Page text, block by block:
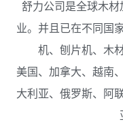
舒力公司是全球木
业。并且已在不同国
机、刨片机、木
美国、加拿大、越南
大利亚、俄罗斯、阿